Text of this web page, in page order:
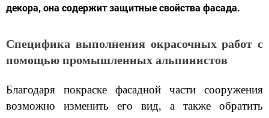
декора, она содержит защитные свойства фасада.
Специфика выполнения окрасочных работ с
помощью промышленных альпинистов
Благодаря покраске фасадной части сооружения
возможно изменить его вид, а также обратить